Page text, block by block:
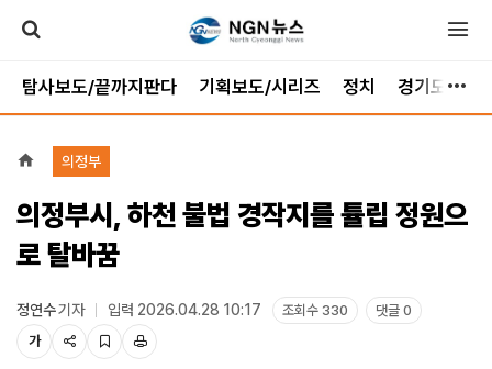
탐사보도/끝까지판다 기획보도/시리즈 정치 경기도
의정부
의정부시, 하천 불법 경작지를 튤립 정원으
로 탈바꿈
정연수기자 입력 2026.04.28 10:17 조회수 330
댓글 0
가